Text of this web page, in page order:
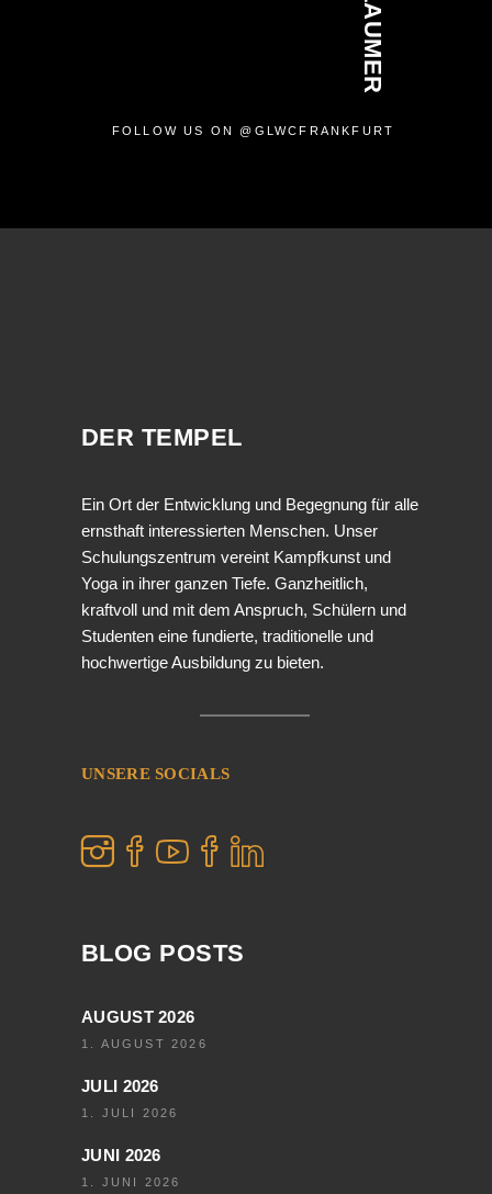
FOLLOW US ON @GLWCFRANKFURT
DER TEMPEL
Ein Ort der Entwicklung und Begegnung für alle
ernsthaft interessierten Menschen. Unser
Schulungszentrum vereint Kampfkunst und
Yoga in ihrer ganzen Tiefe. Ganzheitlich,
kraftvoll und mit dem Anspruch, Schülern und
Studenten eine fundierte, traditionelle und
hochwertige Ausbildung zu bieten.
UNSERE SOCIALS
BLOG POSTS
AUGUST 2026
1. AUGUST 2026
JULI 2026
1. JULI 2026
JUNI 2026
1. JUNI 2026